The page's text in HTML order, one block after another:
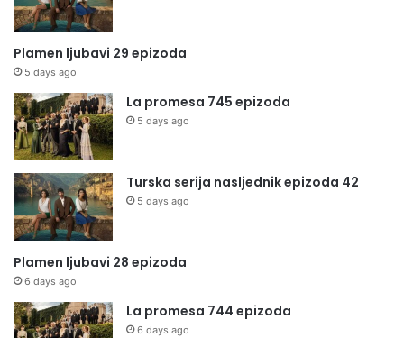
Plamen ljubavi 29 epizoda
5 days ago
La promesa 745 epizoda
5 days ago
Turska serija nasljednik epizoda 42
5 days ago
Plamen ljubavi 28 epizoda
6 days ago
La promesa 744 epizoda
6 days ago